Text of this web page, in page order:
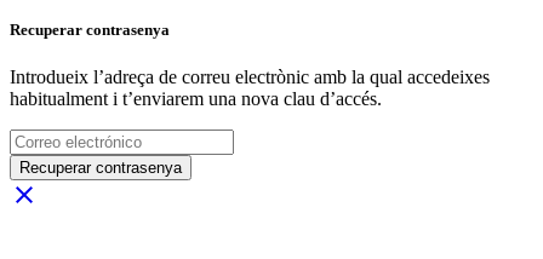
Recuperar contrasenya
Introdueix l’adreça de correu electrònic amb la qual accedeixes
habitualment i t’enviarem una nova clau d’accés.
Recuperar contrasenya
close